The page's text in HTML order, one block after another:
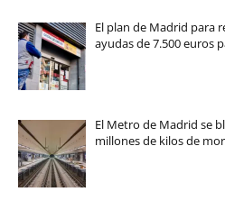
El plan de Madrid para
ayudas de 7.500 euros
El Metro de Madrid se
millones de kilos de